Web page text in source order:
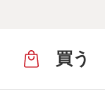
買う